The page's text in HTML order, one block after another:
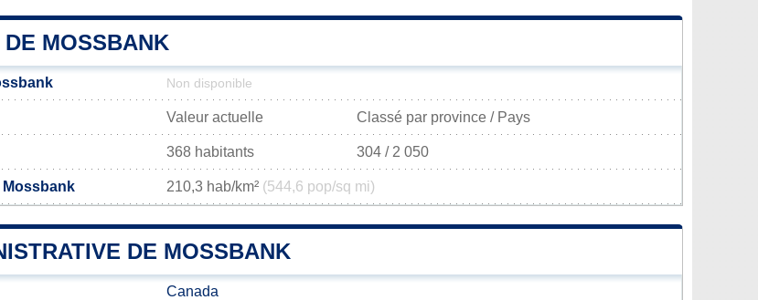
MOSSBANK
Non disponible
Valeur actuelle Classé par province / Pays
368 habitants 304 / 2 050
Mossbank 210,3 hab/km² (544,6 pop/sq mi)
DE MOSSBANK
Canada